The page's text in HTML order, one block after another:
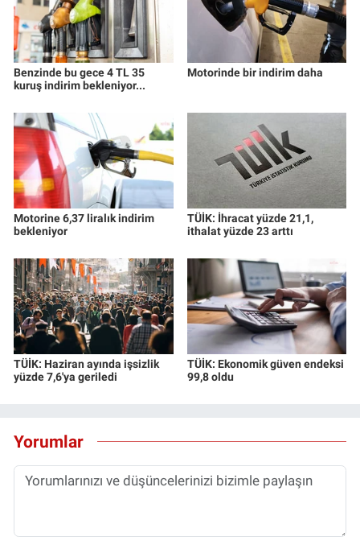
Benzinde bu gece 4 TL 35
kuruş indirim bekleniyor...
Motorinde bir indirim daha
Motorine 6,37 liralık indirim
bekleniyor
TÜİK: İhracat yüzde 21,1,
ithalat yüzde 23 arttı
TÜİK: Haziran ayında işsizlik
yüzde 7,6'ya geriledi
TÜİK: Ekonomik güven endeksi
99,8 oldu
Yorumlar